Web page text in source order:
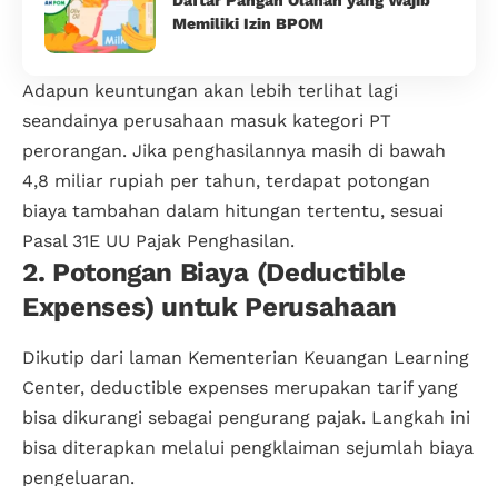
Memiliki Izin BPOM
Adapun keuntungan akan lebih terlihat lagi
seandainya perusahaan masuk kategori PT
perorangan. Jika penghasilannya masih di bawah
4,8 miliar rupiah per tahun, terdapat potongan
biaya tambahan dalam hitungan tertentu, sesuai
Pasal 31E UU Pajak Penghasilan.
2. Potongan Biaya (Deductible
Expenses) untuk Perusahaan
Dikutip dari laman Kementerian Keuangan Learning
Center, deductible expenses merupakan tarif yang
bisa dikurangi sebagai pengurang pajak. Langkah ini
bisa diterapkan melalui pengklaiman sejumlah biaya
pengeluaran.